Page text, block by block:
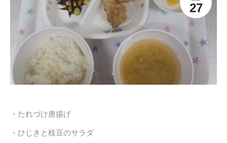
27
・たれづけ唐揚げ
・ひじきと枝豆のサラダ